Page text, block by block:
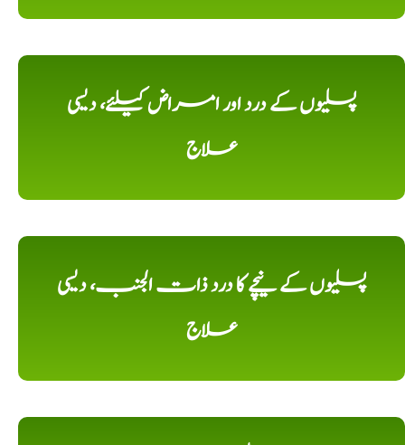
پسلیوں کے درد اور امراض کیلئے، دیسی
علاج
پسلیوں کے نیچے کا درد ذات الجنب، دیسی
علاج